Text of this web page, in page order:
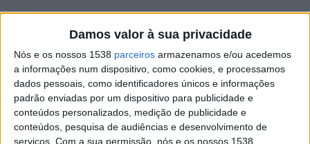
Damos valor à sua privacidade
Nós e os nossos 1538 parceiros armazenamos e/ou acedemos
a informações num dispositivo, como cookies, e processamos
dados pessoais, como identificadores únicos e informações
padrão enviadas por um dispositivo para publicidade e
conteúdos personalizados, medição de publicidade e
conteúdos, pesquisa de audiências e desenvolvimento de
serviços. Com a sua permissão, nós e os nossos 1538
Músicos - Artistas - Bandas
em Braga
Desculpe, mas não houve resultados para sua busca. Se
quer enviar um anúncio -
clique aqui